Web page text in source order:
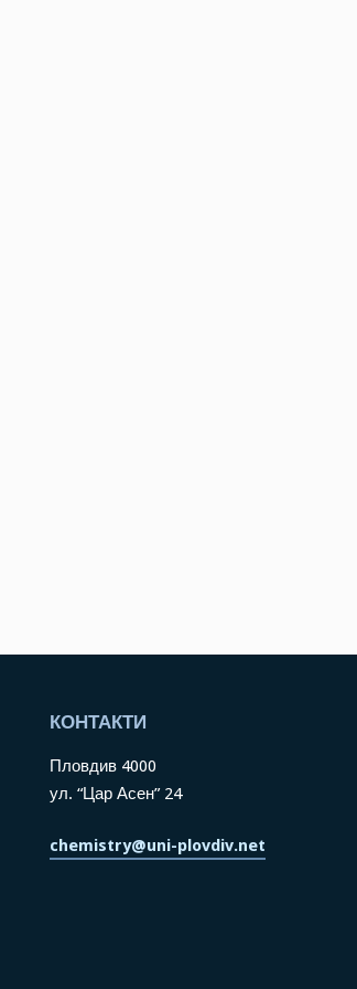
КОНТАКТИ
Пловдив 4000
ул. “Цар Асен” 24
chemistry@uni-plovdiv.net